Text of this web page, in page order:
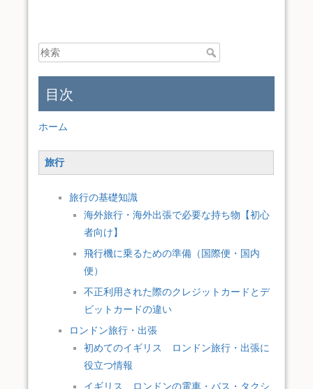
目次
ホーム
旅行
旅行の基礎知識
海外旅行・海外出張で必要な持ち物【初心
者向け】
飛行機に乗るための準備（国際便・国内
便）
不正利用された際のクレジットカードとデ
ビットカードの違い
ロンドン旅行・出張
初めてのイギリス ロンドン旅行・出張に
役立つ情報
イギリス ロンドンの電車・バス・タクシ